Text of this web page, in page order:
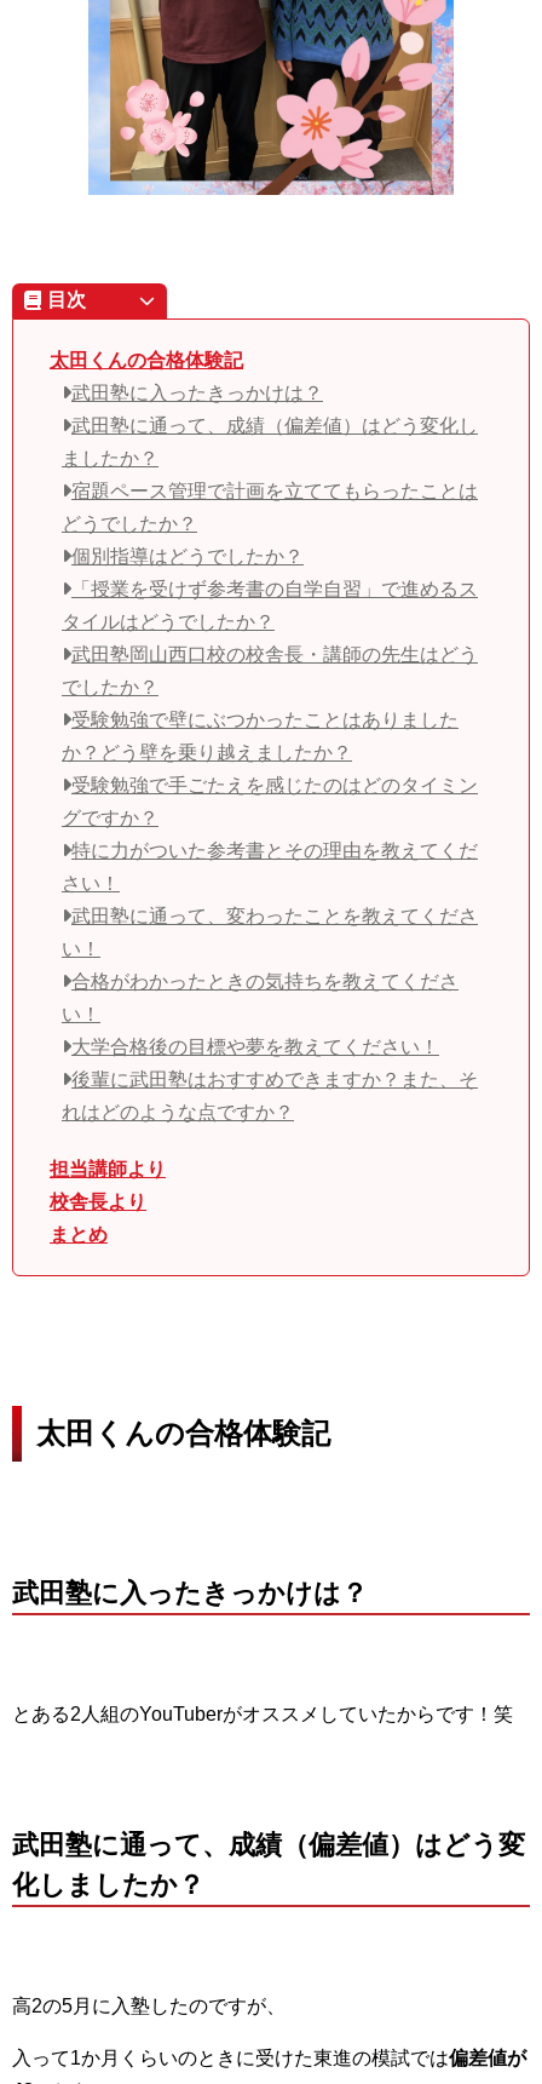
目次
太田くんの合格体験記
武田塾に入ったきっかけは？
武田塾に通って、成績（偏差値）はどう変化し
ましたか？
宿題ペース管理で計画を立ててもらったことは
どうでしたか？
個別指導はどうでしたか？
「授業を受けず参考書の自学自習」で進めるス
タイルはどうでしたか？
武田塾岡山西口校の校舎長・講師の先生はどう
でしたか？
受験勉強で壁にぶつかったことはありました
か？どう壁を乗り越えましたか？
受験勉強で手ごたえを感じたのはどのタイミン
グですか？
特に力がついた参考書とその理由を教えてくだ
さい！
武田塾に通って、変わったことを教えてくださ
い！
合格がわかったときの気持ちを教えてくださ
い！
大学合格後の目標や夢を教えてください！
後輩に武田塾はおすすめできますか？また、そ
れはどのような点ですか？
担当講師より
校舎長より
まとめ
太田くんの合格体験記
武田塾に入ったきっかけは？
とある2人組のYouTuberがオススメしていたからです！笑
武田塾に通って、成績（偏差値）はどう変
化しましたか？
高2の5月に入塾したのですが、
入って1か月くらいのときに受けた東進の模試では偏差値が